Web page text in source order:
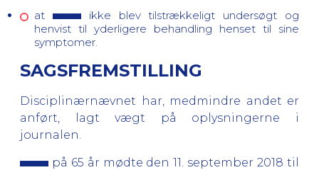
at
ikke blev tilstrækkeligt undersøgt og
henvist til yderligere behandling henset til sine
symptomer.
SAGSFREMSTILLING
Disciplinærnævnet har, medmindre andet er
anført, lagt vægt på oplysningerne i
journalen.
på 65 år mødte den 11. september 2018 til